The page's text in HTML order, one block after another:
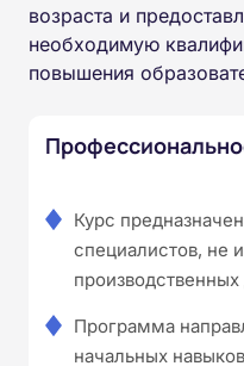
возраста и
необходимую
повышения
Курс
специалистов, не
Программа
начальных